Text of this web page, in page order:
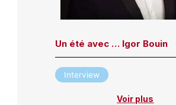
Un été avec … Igor Bouin
Interview
Voir plus